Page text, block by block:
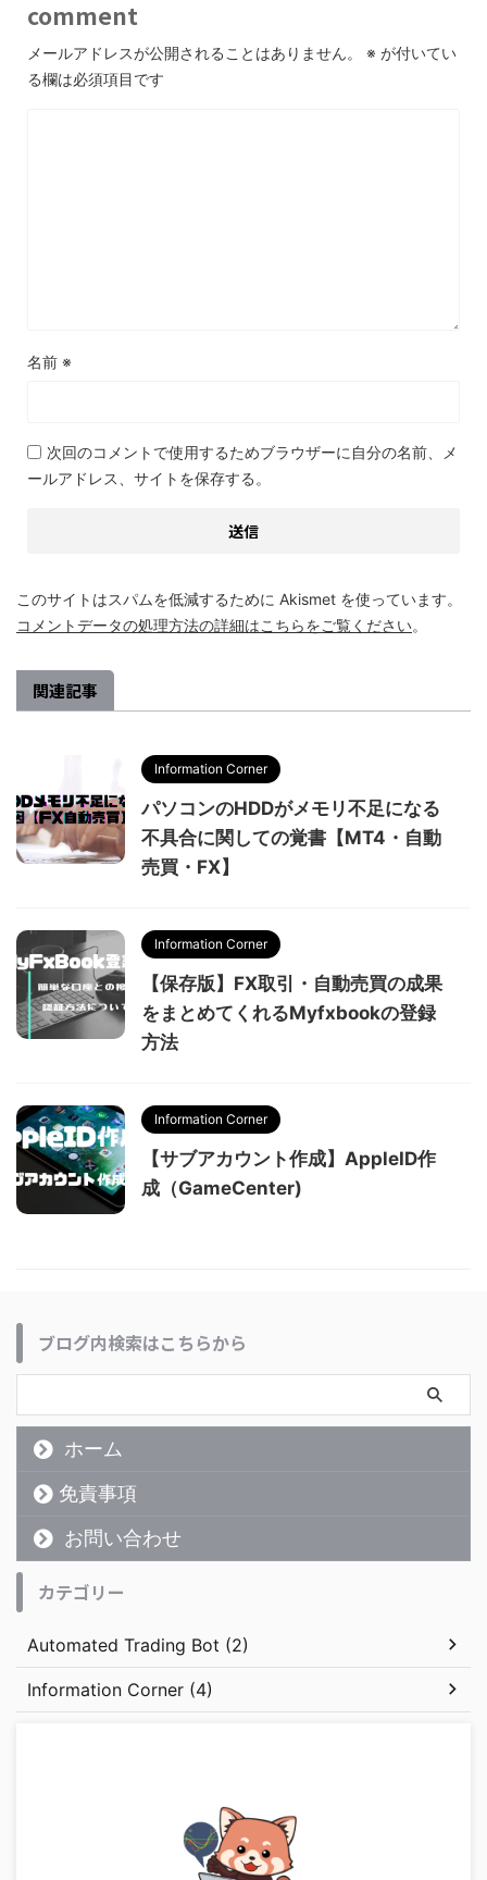
comment
メールアドレスが公開されることはありません。 ※ が付いてい
る欄は必須項目です
名前 ※
次回のコメントで使用するためブラウザーに自分の名前、メ
ールアドレス、サイトを保存する。
このサイトはスパムを低減するために Akismet を使っています。
コメントデータの処理方法の詳細はこちらをご覧ください。
関連記事
Information Corner
パソコンのHDDがメモリ不足になる
不具合に関しての覚書【MT4・自動
売買・FX】
Information Corner
【保存版】FX取引・自動売買の成果
をまとめてくれるMyfxbookの登録
方法
Information Corner
【サブアカウント作成】AppleID作
成（GameCenter)
ブログ内検索はこちらから
ホーム
免責事項
お問い合わせ
カテゴリー
Automated Trading Bot (2)
Information Corner (4)